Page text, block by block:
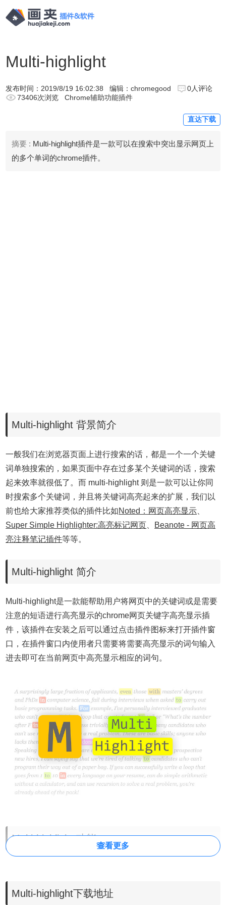
Multi-highlight
发布时间： 2019/8/19 16:02:38 编辑：chromegood
0人评论
73406次浏览
Chrome辅助功能插件
直达下载
摘要 : Multi-highlight插件是一款可以在搜索中突出显示网页上
的多个单词的chrome插件。
Multi-highlight 背景简介
一般我们在浏览器页面上进行搜索的话，都是一个一个关键
词单独搜索的，如果页面中存在过多某个关键词的话，搜索
起来效率就很低了。而 multi-highlight 则是一款可以让你同
时搜索多个关键词，并且将关键词高亮起来的扩展，我们以
前也给大家推荐类似的插件比如Noted：网页高亮显示
Super Simple Highlighter:高亮标记网页
Beanote - 网页高
亮注释笔记插件等等。
Multi-highlight 简介
Multi-highlight是一款能帮助用户将网页中的关键词或是需要
注意的短语进行高亮显示的chrome网页关键字高亮显示插
件，该插件在安装之后可以通过点击插件图标来打开插件窗
口，在插件窗口内使用者只需要将需要高亮显示的词句输入
进去即可在当前网页中高亮显示相应的词句。
Multi-highlight 功能
全字匹配）
2.你的单词将被保存。
查看更多
Multi-highlight下载地址